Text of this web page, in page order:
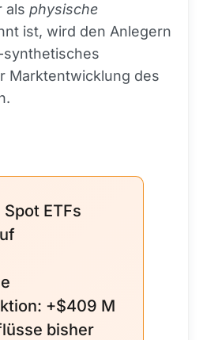
als physische
ist, wird den Anlegern
Marktentwicklung des
Spot ETFs
+$409 M
bisher